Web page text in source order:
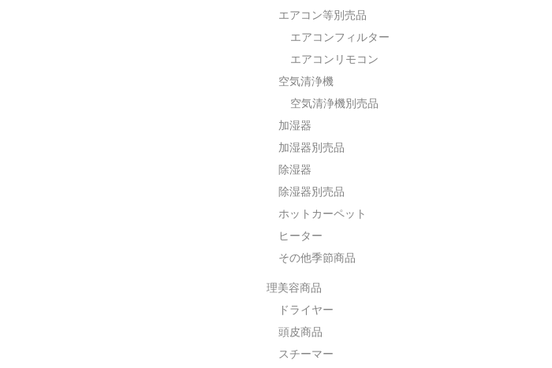
エアコン等別売品
エアコンフィルター
エアコンリモコン
空気清浄機
空気清浄機別売品
加湿器
加湿器別売品
除湿器
除湿器別売品
ホットカーペット
ヒーター
その他季節商品
理美容商品
ドライヤー
頭皮商品
スチーマー